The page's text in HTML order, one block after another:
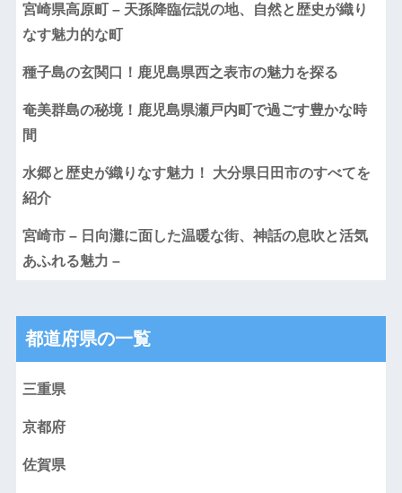
宮崎県高原町 – 天孫降臨伝説の地、自然と歴史が織り
なす魅力的な町
種子島の玄関口！鹿児島県西之表市の魅力を探る
奄美群島の秘境！鹿児島県瀬戸内町で過ごす豊かな時
間
水郷と歴史が織りなす魅力！ 大分県日田市のすべてを
紹介
宮崎市 – 日向灘に面した温暖な街、神話の息吹と活気
あふれる魅力 –
都道府県の一覧
三重県
京都府
佐賀県